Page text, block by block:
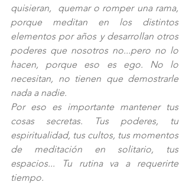
quisieran,  quemar o romper una rama,
porque meditan en los distintos
elementos por años y desarrollan otros
poderes que nosotros no...pero no lo
hacen, porque eso es ego. No lo
necesitan, no tienen que demostrarle
nada a nadie.
Por eso es importante mantener tus
cosas secretas. Tus poderes, tu
espiritualidad, tus cultos, tus momentos
de meditación en solitario, tus
espacios... Tu rutina va a requerirte
tiempo.